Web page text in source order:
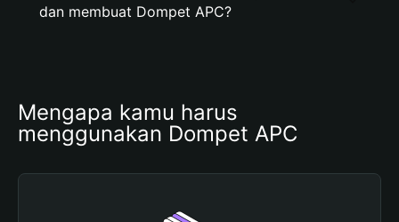
dan membuat Dompet APC?
Mengapa kamu harus
menggunakan Dompet APC